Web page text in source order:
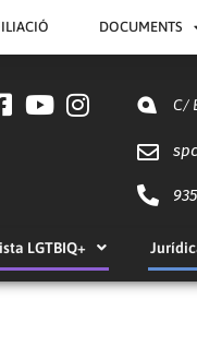
DOCUMENTS
C/
LGTBIQ+